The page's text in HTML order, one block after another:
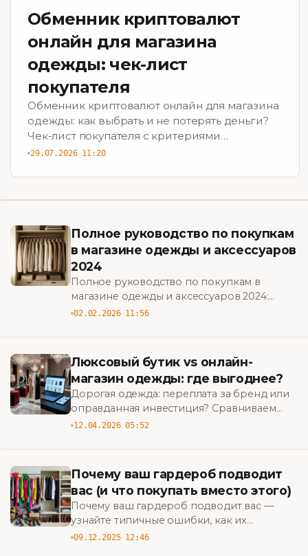
Обменник криптовалют
онлайн для магазина
одежды: чек-лист
покупателя
Обменник криптовалют онлайн для магазина
одежды: как выбрать и не потерять деньги?
Чек-лист покупателя с критериями
безопасности и выгоды. Скачайте сейчас!
29.07.2026 11:20
Полное руководство по покупкам
в магазине одежды и аксессуаров
2024
Полное руководство по покупкам в
магазине одежды и аксессуаров 2024:
советы по выбору, экономии, уходу и
лишних трат.
02.02.2026 11:56
Люксовый бутик vs онлайн-
магазин одежды: где выгоднее?
Дорогая одежда: переплата за бренд или
оправданная инвестиция? Сравниваем
цены, сервис и ассортимент люксовых
где выгоднее совершать покупки.
12.04.2026 05:52
Почему ваш гардероб подводит
вас (и что покупать вместо этого)
Почему ваш гардероб подводит вас —
узнайте типичные ошибки, как их
исправить и что покупать вместо этого,
09.12.2025 12:46